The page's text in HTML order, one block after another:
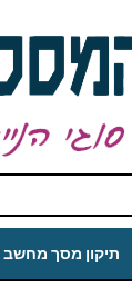
תיקון מסך מחשב